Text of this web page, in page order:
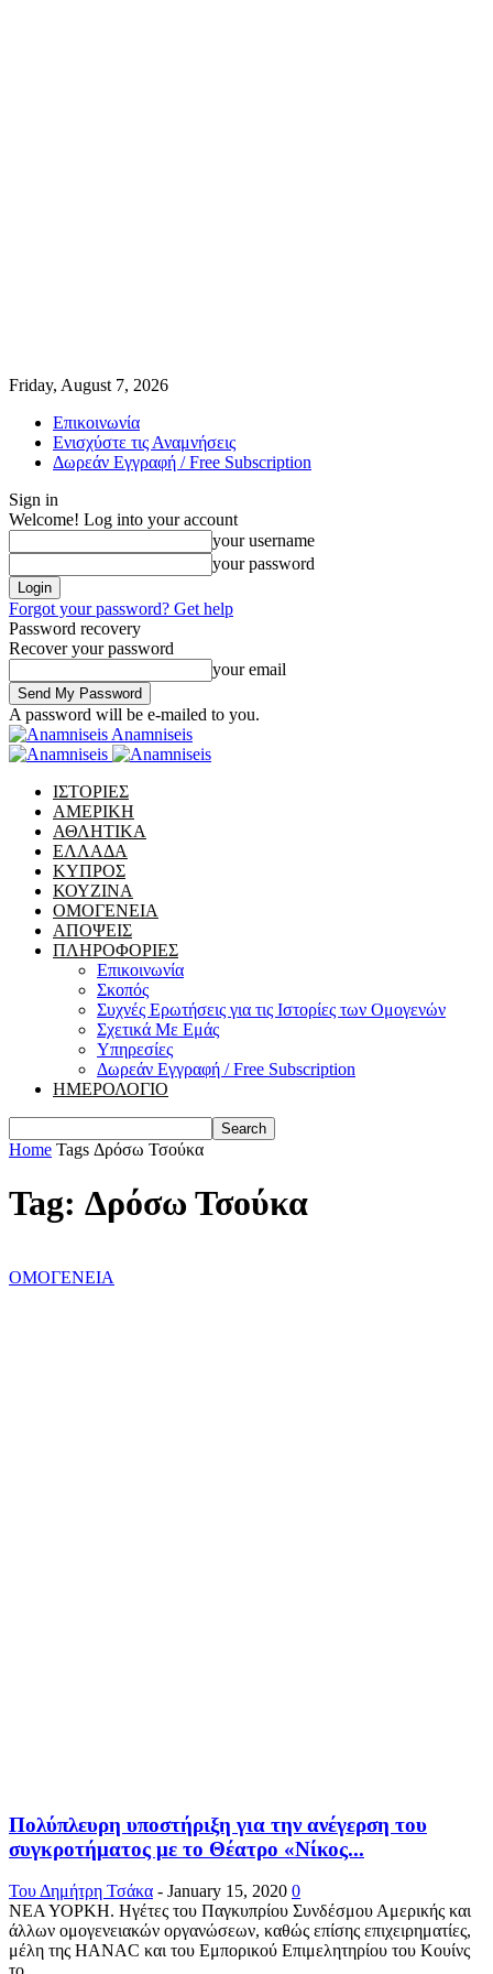
Friday, August 7, 2026
Επικοινωνία
Ενισχύστε τις Αναμνήσεις
Δωρεάν Εγγραφή / Free Subscription
Sign in
Welcome! Log into your account
your username
your password
Forgot your password? Get help
Password recovery
Recover your password
your email
A password will be e-mailed to you.
Anamniseis
ΙΣΤΟΡΙΕΣ
ΑΜΕΡΙΚΗ
ΑΘΛΗΤΙΚΑ
ΕΛΛΑΔΑ
ΚΥΠΡΟΣ
ΚΟΥΖΙΝΑ
ΟΜΟΓΕΝΕΙΑ
ΑΠΟΨΕΙΣ
ΠΛΗΡΟΦΟΡΙΕΣ
Επικοινωνία
Σκοπός
Συχνές Ερωτήσεις για τις Ιστορίες των Ομογενών
Σχετικά Με Εμάς
Υπηρεσίες
Δωρεάν Εγγραφή / Free Subscription
ΗΜΕΡΟΛΟΓΙΟ
Home Tags Δρόσω Τσούκα
Tag: Δρόσω Τσούκα
ΟΜΟΓΕΝΕΙΑ
Πολύπλευρη υποστήριξη για την ανέγερση του
συγκροτήματος με το Θέατρο «Νίκος...
Του Δημήτρη Τσάκα - January 15, 2020 0
ΝΕΑ ΥΟΡΚΗ. Ηγέτες του Παγκυπρίου Συνδέσμου Αμερικής και
άλλων ομογενειακών οργανώσεων, καθώς επίσης επιχειρηματίες,
μέλη της HANAC και του Εμπορικού Επιμελητηρίου του Κουίνς